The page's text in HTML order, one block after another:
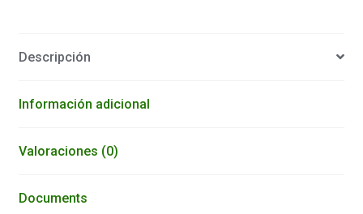
Descripción
Información adicional
Valoraciones (0)
Documents